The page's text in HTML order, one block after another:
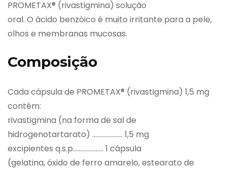
PROMETAX® (rivastigmina) solução
oral. O ácido benzóico é muito irritante para a pele,
olhos e membranas mucosas.
Composição
Cada cápsula de PROMETAX® (rivastigmina) 1,5 mg
contém:
rivastigmina (na forma de sal de
hidrogenotartarato) ……………….. 1,5 mg
excipientes q.s.p……………….. 1 cápsula
(gelatina, óxido de ferro amarelo, estearato de